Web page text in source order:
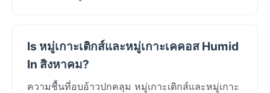
Is หมู่เกาะเติกส์และหมู่เกาะเคคอส Humid
In สิงหาคม?
ความชื้นที่อบอ้าวปกคลุม หมู่เกาะเติกส์และหมู่เกาะ